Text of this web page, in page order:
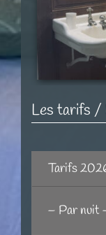
Les tarifs /
Tarifs
– Par nuit